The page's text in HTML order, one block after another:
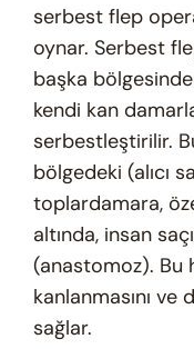
serbest flep
oynar. Serbest
başka
kendi kan
serbestleştirilir.
bölgedeki (alıcı
toplardamara,
altında, insan
(anastomoz). Bu
kanlanmasını ve
sağlar.